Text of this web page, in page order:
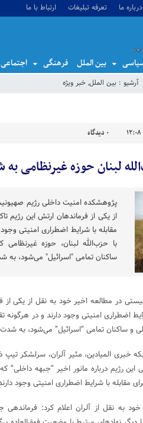
درباره ما تعرفه تبلیغات ارتباط با ما
بین الملل فرهنگی اجتماعی
آرشیو : بین الملل, خبر ویژه
0 دیدگاه
لبنان حوزه غیرنظامی
پژوهشکده امنیت داخلی رژیم
از یکی از فرماندهان ارتش این رژیم
مقابله با شرایط اضطراری امنیتی
با حزب‌الله لبنان، حوزه
ساکنان تمامی "اسرائیل" می‌شود،
در مطالعه اخیر خود به نقل از یکی از
اضطراری امنیتی وجود دارند و در هرگونه
و ساکنان تمامی “اسرائیل” می‌شود، به
خبری المیادین، مئیر آلران، سرلشکر
رژیم درباره مانور اخیر “جبهه داخلی”
با شرایط اضطراری امنیتی وجود
به نقل از آلران اعلام کرد: